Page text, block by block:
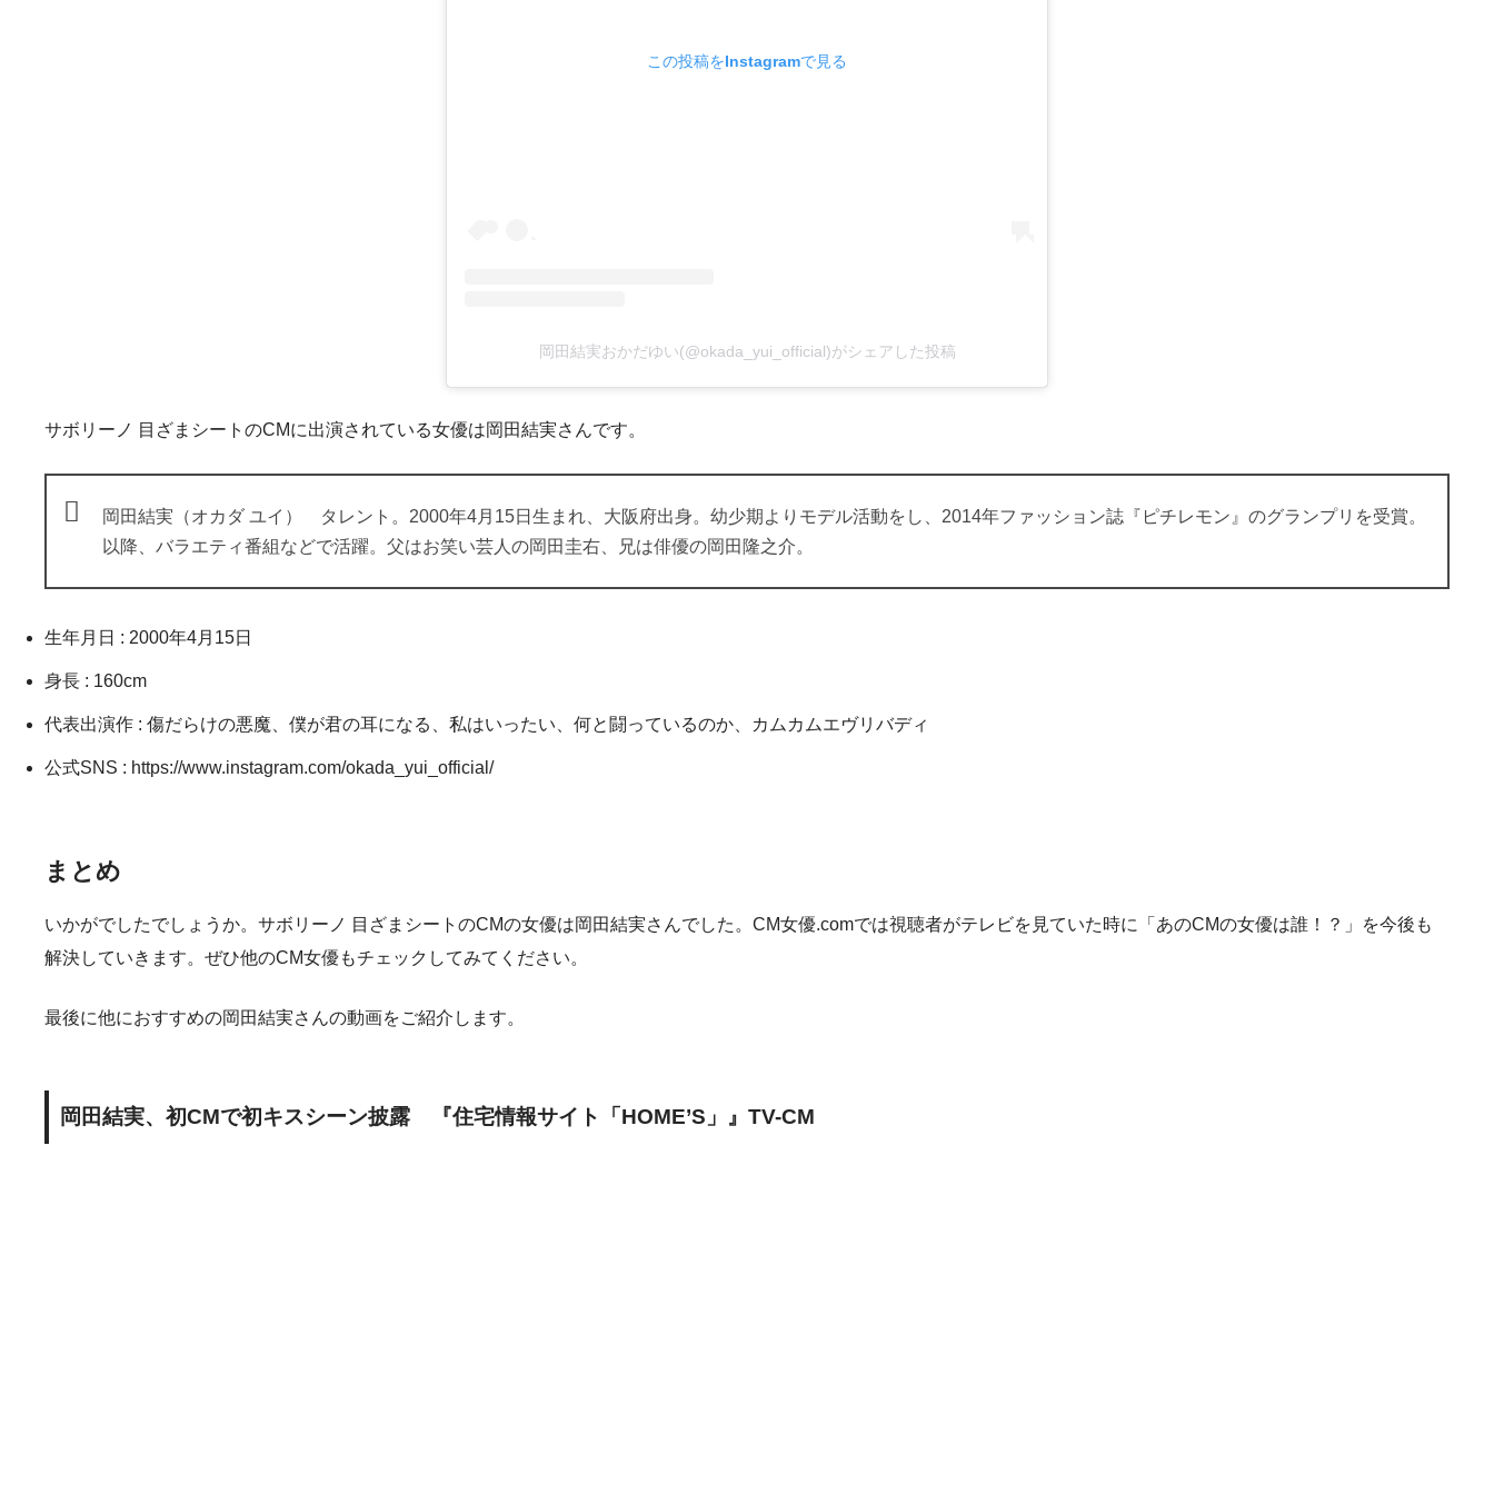
この投稿をInstagramで見る
岡田結実おかだゆい(@okada_yui_official)がシェアした投稿
サボリーノ 目ざまシートのCMに出演されている女優は岡田結実さんです。
岡田結実（オカダ ユイ） タレント。2000年4月15日生まれ、大阪府出身。幼少期よりモデル活動をし、2014年ファッション誌『ピチレモン』のグランプリを受賞。
以降、バラエティ番組などで活躍。父はお笑い芸人の岡田圭右、兄は俳優の岡田隆之介。
生年月日 : 2000年4月15日
身長 : 160cm
代表出演作 : 傷だらけの悪魔、僕が君の耳になる、私はいったい、何と闘っているのか、カムカムエヴリバディ
公式SNS : https://www.instagram.com/okada_yui_official/
まとめ
いかがでしたでしょうか。サボリーノ 目ざまシートのCMの女優は岡田結実さんでした。CM女優.comでは視聴者がテレビを見ていた時に「あのCMの女優は誰！？」を今後も
解決していきます。ぜひ他のCM女優もチェックしてみてください。
最後に他におすすめの岡田結実さんの動画をご紹介します。
岡田結実、初CMで初キスシーン披露 『住宅情報サイト「HOME’S」』TV-CM